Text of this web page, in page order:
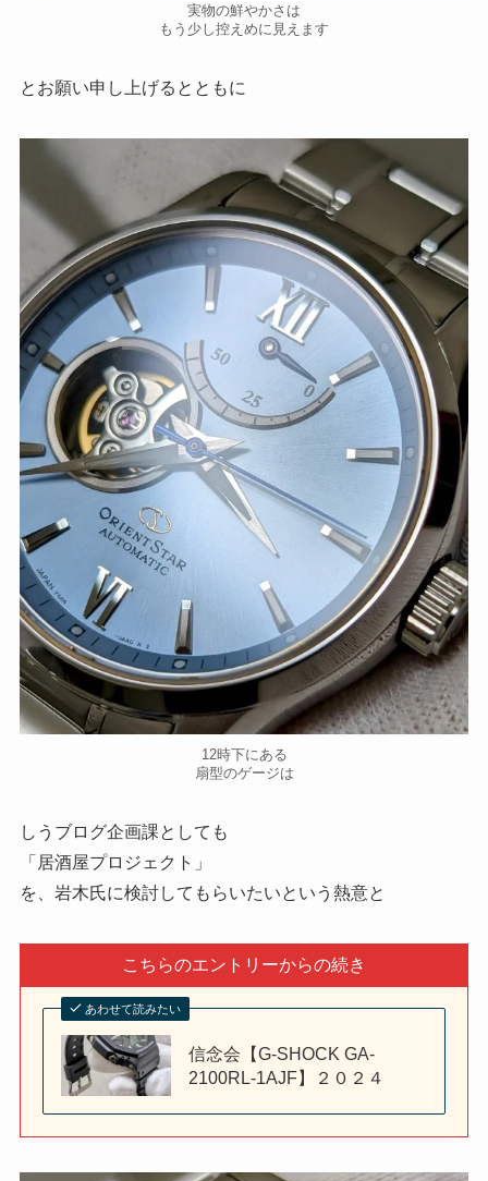
実物の鮮やかさは
もう少し控えめに見えます
とお願い申し上げるとともに
12時下にある
扇型のゲージは
しうブログ企画課としても
「居酒屋プロジェクト」
を、岩木氏に検討してもらいたいという熱意と
こちらのエントリーからの続き
あわせて読みたい
信念会【G-SHOCK GA-
2100RL-1AJF】２０２４